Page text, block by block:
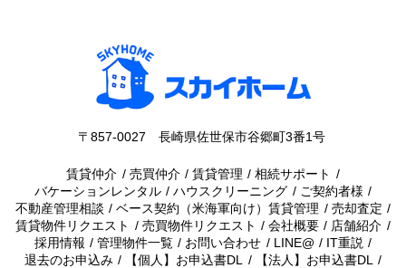
〒857-0027 長崎県佐世保市谷郷町3番1号
賃貸仲介 売買仲介 賃貸管理
相続サポート
バケーションレンタル
ハウスクリーニング
ご契約者様
不動産管理相談
ベース契約（米海軍向け）賃貸管理
売却査定
賃貸物件リクエスト
売買物件リクエスト 会社概要
店舗紹介
採用情報
管理物件一覧 お問い合わせ LINE@
IT重説
退去のお申込み
【個人】お申込書DL
【法人】お申込書DL